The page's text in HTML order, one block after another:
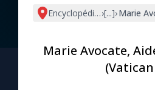
L'actualité de la semaine
Encyclopédie mariale
›[...]›Marie
Marie Avocate,